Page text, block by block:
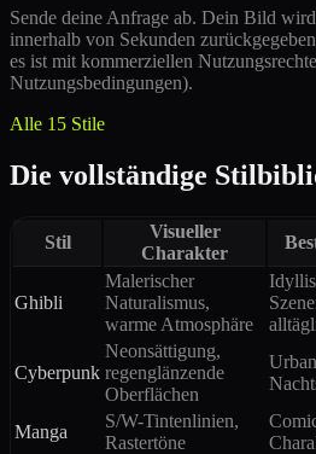
Sende deine Anfrage ab. Dein Bild
innerhalb von Sekunden
es ist mit kommerziellen
Nutzungsbedingungen).
Alle 15 Stile
Die vollständige
Stil
Visueller
Charakter
Ghibli
Malerischer
Naturalismus,
warme Atmosphäre
Cyberpunk
Neonsättigung,
regenglänzende
Oberflächen
Manga
S/W-Tintenlinien,
Rastertöne